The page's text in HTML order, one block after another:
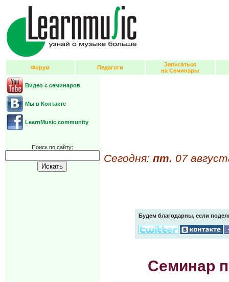
Форум Педагоги
Записаться
на Семинары
Видео с семинаров
Мы в Контакте
LearnMusic community
Поиск по сайту:
Сегодня: пт. 07
Будем благодарны, если
Семинар